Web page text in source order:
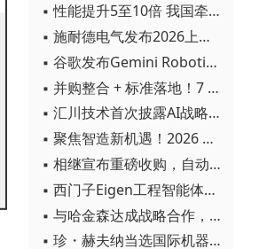
▪ 性能提升5至10倍 我国牵头制定的WiTSnet工业以太网国际标准正式发布
▪ 施耐德电气发布2026上半年可持续发展成绩单 "Impact 2030"路线图开局稳健
▪ 谷歌发布Gemini Robotics 2模型 实现人形机器人全身智能控制突破
▪ 并购整合 + 标准落地！7 月工业自动化产业动态速递
▪ 汇川技术首次披露AI战略进展：从两个方面推动“AI业务化”落地
▪ 聚焦智造新机遇！2026 青岛数字化及智能制造技术论坛圆满落幕
▪ 相继宣布重磅收购，自动化巨头新一轮并购潮剑指何方？
▪ 西门子Eigen工程智能体落地中国，工业AI跨越物理世界“确定性”拐点
▪ 与哈金森达成战略合作，乐聚机器人何以持续获得工业巨头青睐？
▪ 珍・赫夫纳当选国际机器人联合会新任主席